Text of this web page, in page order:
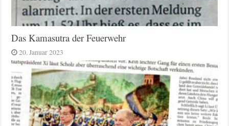
Das Kamasutra der Feuerwehr
20. Januar 2023